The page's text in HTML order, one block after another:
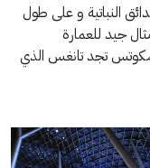
النباتية و على طول
جيد للعمارة
تجد تانغس الذي